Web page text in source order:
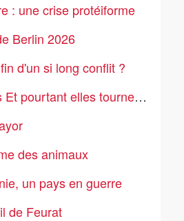
: une crise protéiforme
Berlin 2026
d'un si long conflit ?
pourtant elles tournent 2
des animaux
un pays en guerre
de Feurat